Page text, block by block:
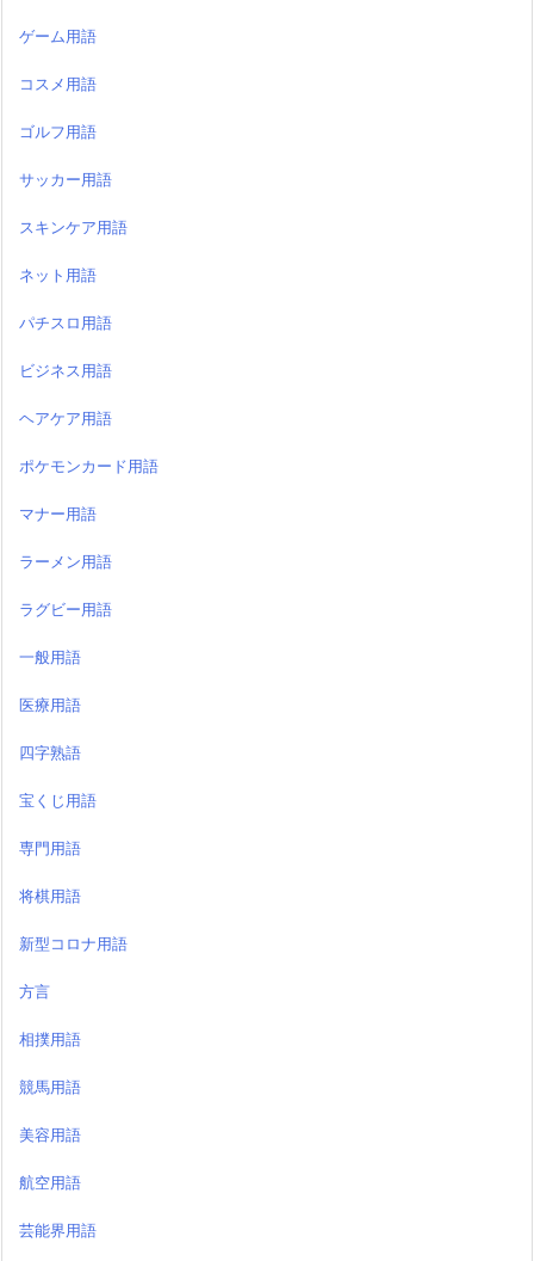
ゲーム用語
コスメ用語
ゴルフ用語
サッカー用語
スキンケア用語
ネット用語
パチスロ用語
ビジネス用語
ヘアケア用語
ポケモンカード用語
マナー用語
ラーメン用語
ラグビー用語
一般用語
医療用語
四字熟語
宝くじ用語
専門用語
将棋用語
新型コロナ用語
方言
相撲用語
競馬用語
美容用語
航空用語
芸能界用語